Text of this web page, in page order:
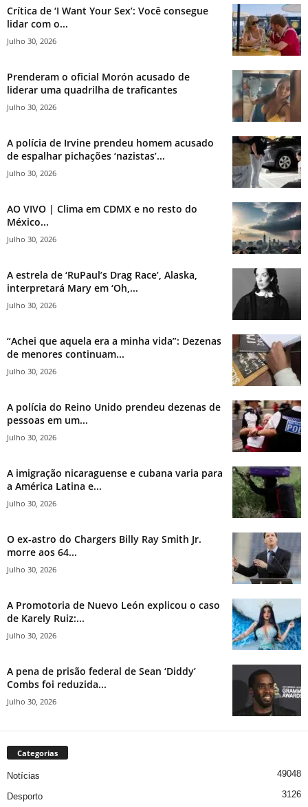
Crítica de ‘I Want Your Sex’: Você consegue
lidar com o...
Julho 30, 2026
Prenderam o oficial Morón acusado de
liderar uma quadrilha de traficantes
Julho 30, 2026
A polícia de Irvine prendeu homem acusado
de espalhar pichações ‘nazistas’...
Julho 30, 2026
AO VIVO | Clima em CDMX e no resto do
México...
Julho 30, 2026
A estrela de ‘RuPaul’s Drag Race’, Alaska,
interpretará Mary em ‘Oh,...
Julho 30, 2026
“Achei que aquela era a minha vida”: Dezenas
de menores continuam...
Julho 30, 2026
A polícia do Reino Unido prendeu dezenas de
pessoas em um...
Julho 30, 2026
A imigração nicaraguense e cubana varia para
a América Latina e...
Julho 30, 2026
O ex-astro do Chargers Billy Ray Smith Jr.
morre aos 64...
Julho 30, 2026
A Promotoria de Nuevo León explicou o caso
de Karely Ruiz:...
Julho 30, 2026
A pena de prisão federal de Sean ‘Diddy’
Combs foi reduzida...
Julho 30, 2026
Categorias
Notícias 49048
Desporto 3126